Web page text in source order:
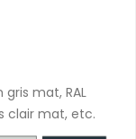
gris mat, RAL
clair mat, etc.